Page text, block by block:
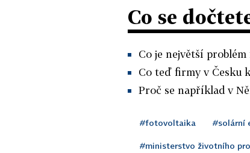
Co se
Co je největší
Co teď firmy v Česku
Proč se například v
#fotovoltaika #solární
#ministerstvo životního